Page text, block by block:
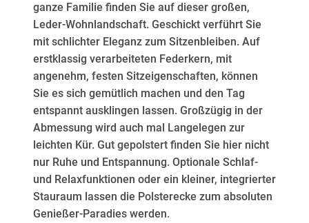
ganze Familie finden Sie auf dieser großen,
Leder-Wohnlandschaft. Geschickt verführt Sie
mit schlichter Eleganz zum Sitzenbleiben. Auf
erstklassig verarbeiteten Federkern, mit
angenehm, festen Sitzeigenschaften, können
Sie es sich gemütlich machen und den Tag
entspannt ausklingen lassen. Großzügig in der
Abmessung wird auch mal Langelegen zur
leichten Kür. Gut gepolstert finden Sie hier nicht
nur Ruhe und Entspannung. Optionale Schlaf-
und Relaxfunktionen oder ein kleiner, integrierter
Stauraum lassen die Polsterecke zum absoluten
Genießer-Paradies werden.